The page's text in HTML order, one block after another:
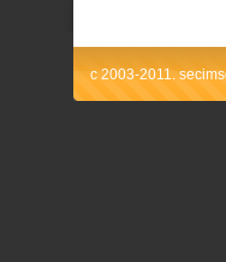
c 2003-2011.